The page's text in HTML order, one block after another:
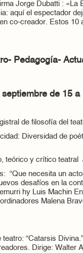
Jorge Dubatti : «La
aquí el espectador
co-creador. Estos 10
de 15 a
de filosofía del
Diversidad de
teórico y crítico teatral
“Que necesita un
desafíos en la
hy Luis Machin
Malena
“Catarsis
Dirige: Walter